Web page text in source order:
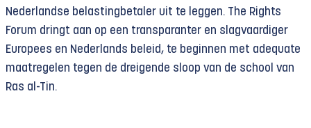
Nederlandse belastingbetaler uit te leggen. The Rights
Forum dringt aan op een transparanter en slagvaardiger
Europees en Nederlands beleid, te beginnen met adequate
maatregelen tegen de dreigende sloop van de school van
Ras al-Tin.